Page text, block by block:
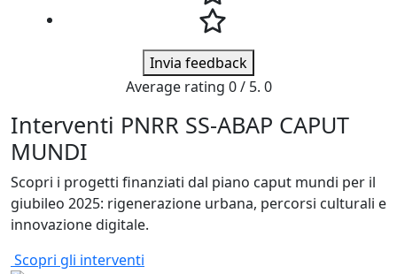
Invia feedback
Average rating 0/ 5. 0
Interventi PNRR SS-ABAP CAPUT
MUNDI
Scopri i progetti finanziati dal piano caput mundi per il
giubileo 2025: rigenerazione urbana, percorsi culturali e
innovazione digitale.
Scopri gli interventi